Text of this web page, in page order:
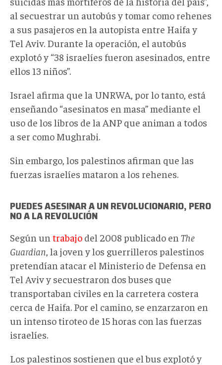
al secuestrar un autobús y tomar como rehenes
a sus pasajeros en la autopista entre Haifa y
Tel Aviv. Durante la operación, el autobús
explotó y “38 israelíes fueron asesinados, entre
ellos 13 niños”.
Israel afirma que la UNRWA, por lo tanto, está
enseñando “asesinatos en masa” mediante el
uso de los libros de la ANP que animan a todos
a ser como Mughrabi.
Sin embargo, los palestinos afirman que las
fuerzas israelíes mataron a los rehenes.
PUEDES ASESINAR A UN REVOLUCIONARIO, PERO
NO A LA REVOLUCIÓN
Según un trabajo del 2008 publicado en The
Guardian , la joven y los guerrilleros palestinos
pretendían atacar el Ministerio de Defensa en
Tel Aviv y secuestraron dos buses que
transportaban civiles en la carretera costera
cerca de Haifa. Por el camino, se enzarzaron en
un intenso tiroteo de 15 horas con las fuerzas
israelíes.
Los palestinos sostienen que el bus explotó y